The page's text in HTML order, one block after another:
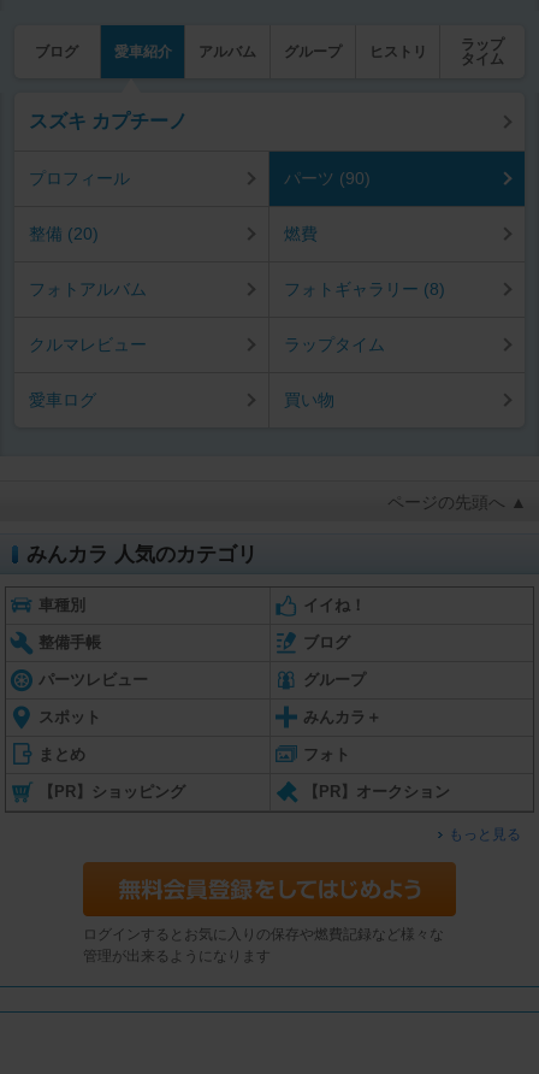
ブログ 愛車紹介 アルバム グループ ヒストリ
ラップ
タイム
スズキ カプチーノ
プロフィール パーツ (90)
整備 (20) 燃費
フォトアルバム フォトギャラリー (8)
クルマレビュー ラップタイム
愛車ログ 買い物
ページの先頭へ ▲
みんカラ 人気のカテゴリ
車種別 イイね！
整備手帳 ブログ
パーツレビュー グループ
スポット みんカラ＋
まとめ フォト
【PR】ショッピング 【PR】オークション
もっと見る
ログインするとお気に入りの保存や燃費記録など様々な
管理が出来るようになります